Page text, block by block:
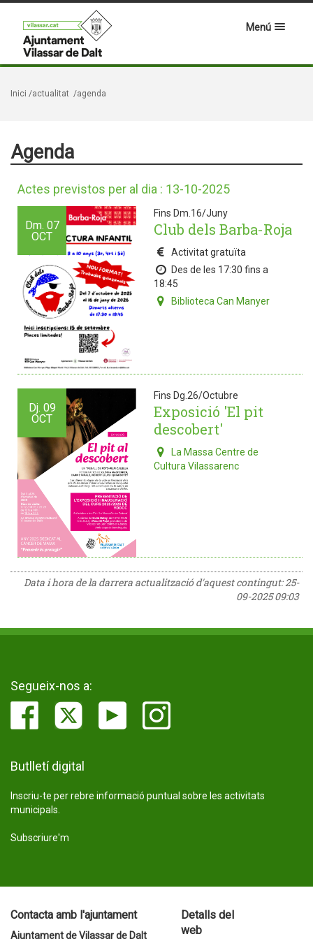
Menú
Inici /actualitat /agenda
Agenda
Actes previstos per al dia : 13-10-2025
Dm. 07
OCT
Fins Dm.16/Juny
Club dels Barba-Roja
Activitat gratuïta
Des de les 17:30 fins a
18:45
Biblioteca Can Manyer
Dj. 09
OCT
Fins Dg.26/Octubre
Exposició 'El pit
descobert'
La Massa Centre de
Cultura Vilassarenc
Data i hora de la darrera actualització d'aquest contingut:25-
09-2025 09:03
Segueix-nos a:
Butlletí digital
Inscriu-te per rebre informació puntual sobre les activitats
municipals.
Subscriure'm
Contacta amb l'ajuntament
Ajuntament de Vilassar de Dalt
Detalls del
web